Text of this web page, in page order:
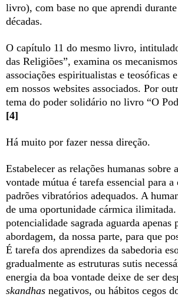
livro), com base no que aprendi
décadas.
O capítulo 11 do mesmo livro,
das Religiões”, examina os
associações espiritualistas e teosóficas
em nossos websites associados. Por
tema do poder solidário no livro “O
[4]
Há muito por fazer nessa direção.
Estabelecer as relações humanas sobre
vontade mútua é tarefa essencial para a
padrões vibratórios adequados. A
de uma oportunidade cármica ilimitada.
potencialidade sagrada aguarda apenas
abordagem, da nossa parte, para que
É tarefa dos aprendizes da sabedoria
gradualmente as estruturas sutis
energia da boa vontade deixe de ser
skandhas negativos, ou hábitos cegos